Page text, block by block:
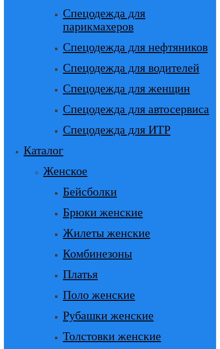
Спецодежда для
парикмахеров
Спецодежда для нефтяников
Спецодежда для водителей
Спецодежда для женщин
Спецодежда для автосервиса
Спецодежда для ИТР
Каталог
Женское
Бейсболки
Брюки женские
Жилеты женские
Комбинезоны
Платья
Поло женские
Рубашки женские
Толстовки женские